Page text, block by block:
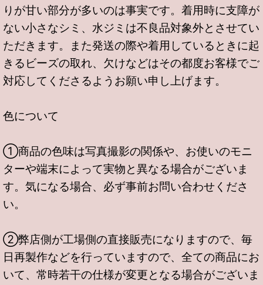
りが甘い部分が多いのは事実です。着用時に支障が
ない小さなシミ、水ジミは不良品対象外とさせてい
ただきます。また発送の際や着用しているときに起
きるビーズの取れ、欠けなどはその都度お客様でご
対応してくださるようお願い申し上げます。
色について
①商品の色味は写真撮影の関係や、お使いのモニ
ターや端末によって実物と異なる場合がございま
す。気になる場合、必ず事前お問い合わせくださ
い。
②弊店側が工場側の直接販売になりますので、毎
日再製作などを行っていますので、全ての商品にお
いて、常時若干の仕様が変更となる場合がございま